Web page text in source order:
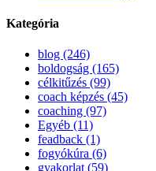
Kategória
blog (246)
boldogság (165)
célkitűzés (99)
coach képzés (45)
coaching (97)
Egyéb (11)
feadback (1)
fogyókúra (6)
gyakorlat (59)